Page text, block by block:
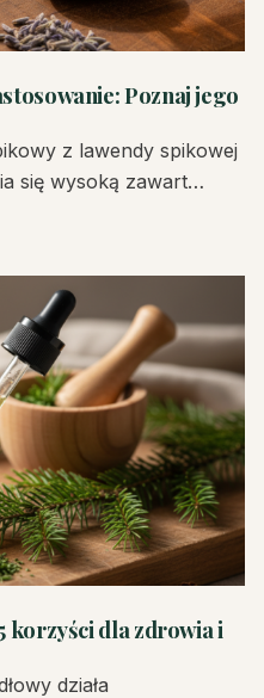
Poznaj jego
z lawendy spikowej
się wysoką zawart…
korzyści dla zdrowia i
działa